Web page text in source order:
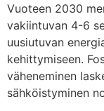
Vuoteen 2030
vakiintuvan 4-6
uusiutuvan
kehittymiseen.
väheneminen
sähköistyminen